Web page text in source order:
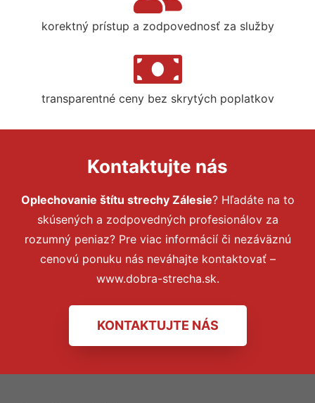
korektný prístup a zodpovednosť za služby
transparentné ceny bez skrytých poplatkov
Kontaktujte nás
Oplechovanie štítu strechy Zálesie? Hľadáte na to
skúsených a zodpovedných profesionálov za
rozumný peniaz? Pre viac informácií či nezáväznú
cenovú ponuku nás neváhajte kontaktovať –
www.dobra-strecha.sk.
KONTAKTUJTE NÁS